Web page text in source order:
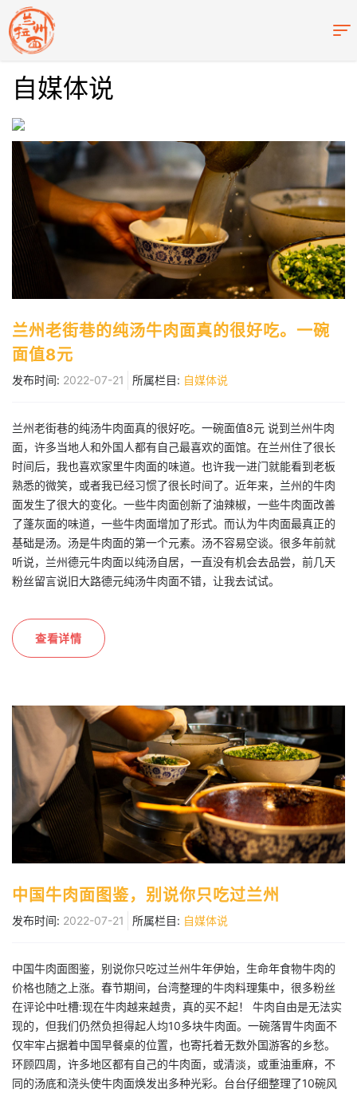
自媒体说
兰州老街巷的纯汤牛肉面真的很好吃。一碗
面值8元
发布时间: 2022-07-21 所属栏目: 自媒体说
兰州老街巷的纯汤牛肉面真的很好吃。一碗面值8元 说到兰州牛肉
面，许多当地人和外国人都有自己最喜欢的面馆。在兰州住了很长
时间后，我也喜欢家里牛肉面的味道。也许我一进门就能看到老板
熟悉的微笑，或者我已经习惯了很长时间了。近年来，兰州的牛肉
面发生了很大的变化。一些牛肉面创新了油辣椒，一些牛肉面改善
了蓬灰面的味道，一些牛肉面增加了形式。而认为牛肉面最真正的
基础是汤。汤是牛肉面的第一个元素。汤不容易空谈。很多年前就
听说，兰州德元牛肉面以纯汤自居，一直没有机会去品尝，前几天
粉丝留言说旧大路德元纯汤牛肉面不错，让我去试试。
查看详情
中国牛肉面图鉴，别说你只吃过兰州
发布时间: 2022-07-21 所属栏目: 自媒体说
中国牛肉面图鉴，别说你只吃过兰州牛年伊始，生命年食物牛肉的
价格也随之上涨。春节期间，台湾整理的牛肉料理集中，很多粉丝
在评论中吐槽:现在牛肉越来越贵，真的买不起！ 牛肉自由是无法实
现的，但我们仍然负担得起人均10多块牛肉面。一碗落胃牛肉面不
仅牢牢占据着中国早餐桌的位置，也寄托着无数外国游客的乡愁。
环顾四周，许多地区都有自己的牛肉面，或清淡，或重油重麻，不
同的汤底和浇头使牛肉面焕发出多种光彩。台台仔细整理了10碗风